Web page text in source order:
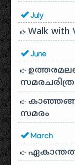
July
Walk with
June
സമരം
March